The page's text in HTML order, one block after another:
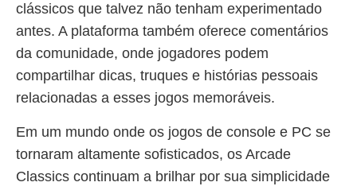
clássicos que talvez não tenham experimentado
antes. A plataforma também oferece comentários
da comunidade, onde jogadores podem
compartilhar dicas, truques e histórias pessoais
relacionadas a esses jogos memoráveis.
Em um mundo onde os jogos de console e PC se
tornaram altamente sofisticados, os Arcade
Classics continuam a brilhar por sua simplicidade